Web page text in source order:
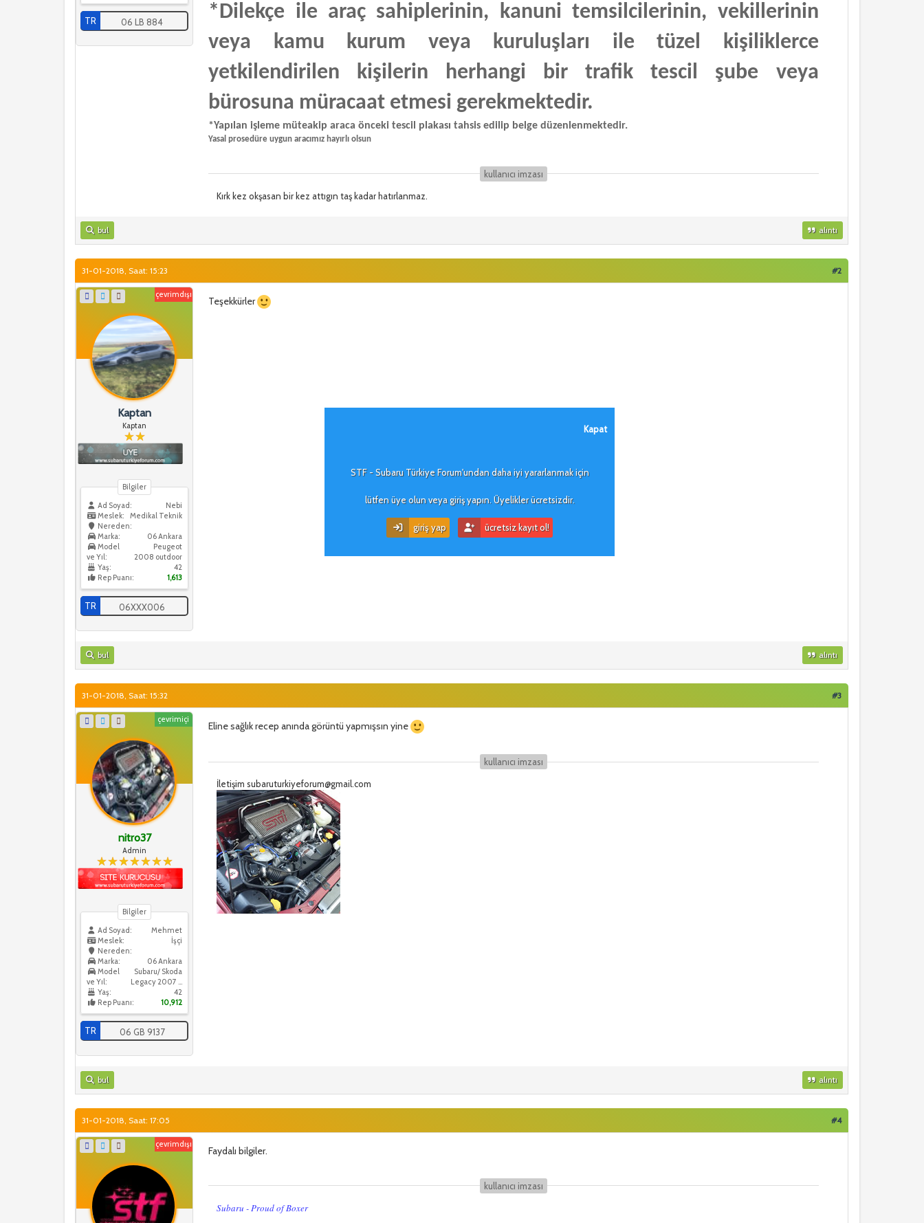
Kapat
STF - Subaru Türkiye Forum'undan daha iyi yararlanmak için
lütfen üye olun veya giriş yapın. Üyelikler ücretsizdir.
giriş yap ücretsiz kayıt ol!
TR 06 LB 884 *Dilekçe ile araç sahiplerinin, kanuni temsilcilerinin, vekillerinin
veya kamu kurum veya kuruluşları ile tüzel kişiliklerce
yetkilendirilen kişilerin herhangi bir trafik tescil şube veya
bürosuna müracaat etmesi gerekmektedir.
*Yapılan işleme müteakip araca önceki tescil plakası tahsis edilip belge düzenlenmektedir.
Yasal prosedüre uygun aracımız hayırlı olsun
kullanıcı i̇mzası
Kırk kez okşasan bir kez attıgın taş kadar hatırlanmaz.
bul alıntı
#2
31-01-2018, Saat: 15:23
çevrimdışı
Kaptan
Kaptan
Bilgiler
Ad Soyad:
Nebi
Meslek:
Medikal Teknik
Nereden:
06 Ankara
Marka:
Peugeot
Model
ve Yıl:
2008 outdoor
Yaş:
42
Rep Puanı:
1,613
TR 06XXX006
Teşekkürler
bul alıntı
#3
31-01-2018, Saat: 15:32
çevrimiçi
nitro37
Admin
Bilgiler
Ad Soyad:
Mehmet
Meslek:
İşçi
Nereden:
06 Ankara
Marka:
Subaru/ Skoda
Model
ve Yıl:
Legacy 2007 / Skoda Octavia 2016
Yaş:
42
Rep Puanı:
10,912
TR 06 GB 9137
Eline sağlık recep anında görüntü yapmışsın yine
kullanıcı i̇mzası
İletişim subaruturkiyeforum@gmail.com
bul alıntı
#4
31-01-2018, Saat: 17:05
çevrimdışı
Faydalı bilgiler.
kullanıcı i̇mzası
Subaru - Proud of Boxer